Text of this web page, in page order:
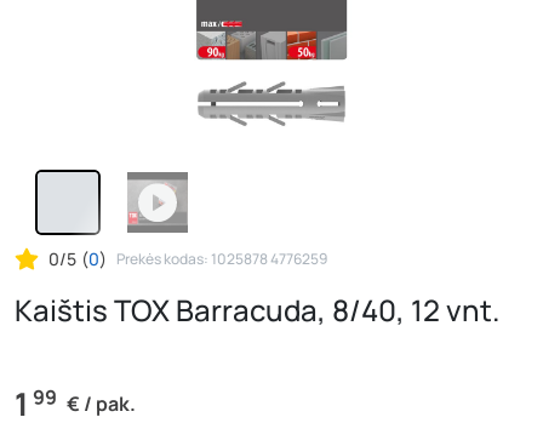
0/5 (0) Prekės kodas: 1025878 4776259
Kaištis TOX Barracuda, 8/40, 12 vnt.
1 99 € / pak.